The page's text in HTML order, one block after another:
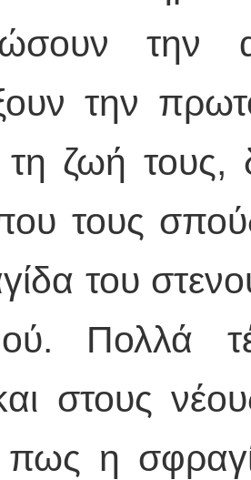
την
την
ζωή τους,
τους
του
Πολλά
στους
η